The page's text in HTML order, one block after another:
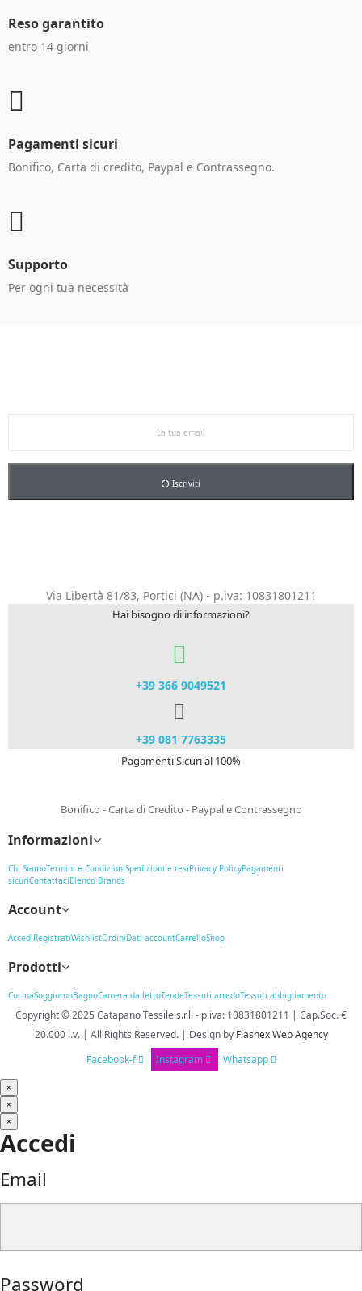
Reso garantito
entro 14 giorni
Pagamenti sicuri
Bonifico, Carta di credito, Paypal e Contrassegno.
Supporto
Per ogni tua necessità
Iscriviti
Via Libertà 81/83, Portici (NA) - p.iva: 10831801211
Hai bisogno di informazioni?
+39 366 9049521​
+39 081 7763335
Pagamenti Sicuri al 100%
Bonifico - Carta di Credito - Paypal e Contrassegno
Informazioni
Chi SiamoTermini e CondizioniSpedizioni e resiPrivacy PolicyPagamenti
sicuriContattaciElenco Brands
Account
AccediRegistratiWishlistOrdiniDati accountCarrelloShop
Prodotti
CucinaSoggiornoBagnoCamera da lettoTendeTessuti arredoTessuti abbigliamento
Copyright © 2025 Catapano Tessile s.r.l.- p.iva: 10831801211 | Cap.Soc. €
20.000 i.v. | All Rights Reserved. | Designby Flashex Web Agency
Facebook-f
Instagram Whatsapp
×
×
×
Accedi
Email
Password